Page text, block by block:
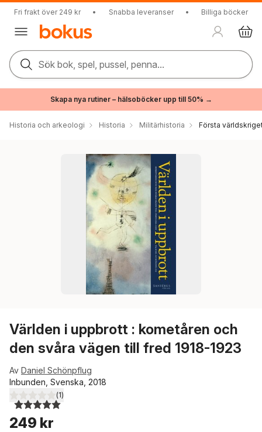
Fri frakt över 249 kr • Snabba leveranser • Billiga böcker
Sök bok, spel, pussel, penna...
Skapa nya rutiner – hälsoböcker upp till 50% →
Historia och arkeologi Historia Militärhistoria Första
Världen i uppbrott : kometåren och
den svåra vägen till fred 1918-1923
Av Daniel Schönpflug
Inbunden, Svenska, 2018
5,0utav 5 stjärnor. Totalt antal röster:
(1)
249 kr